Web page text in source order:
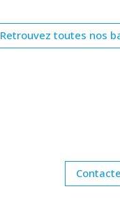
Retrouvez toutes nos